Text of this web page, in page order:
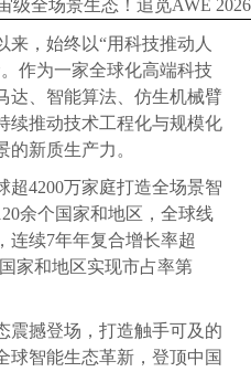
来，始终以“用科技推动人
作为一家全球化高端科技
达、智能算法、仿生机械臂
续推动技术工程化与规模化
新质生产力。
超4200万家庭打造全场景智
余个国家和地区，全球线
连续7年年复合增长率超
家和地区实现市占率第
震撼登场，打造触手可及的
球智能生态革新，登顶中国